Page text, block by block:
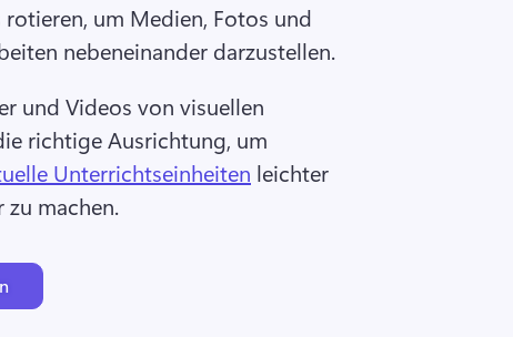
rotieren, um Medien, Fotos und
nebeneinander darzustellen.
und Videos von visuellen
richtige Ausrichtung, um
Unterrichtseinheiten leichter
zu machen.